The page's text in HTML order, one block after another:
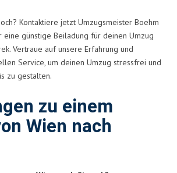
Kontaktiere jetzt Umzugsmeister Boehm
eine günstige Beiladung für deinen Umzug
Vertraue auf unsere Erfahrung und
Service, um deinen Umzug stressfrei und
zu gestalten.
zu einem
Wien nach